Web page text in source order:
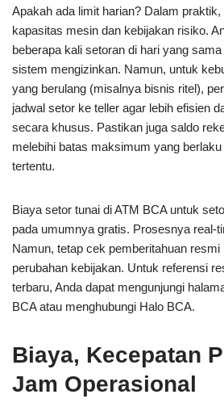
Apakah ada limit harian? Dalam
kapasitas mesin dan kebijakan risiko.
beberapa kali setoran di hari yang
sistem mengizinkan. Namun, untuk
yang berulang (misalnya bisnis ritel),
jadwal setor ke teller agar lebih efisien
secara khusus. Pastikan juga saldo
melebihi batas maksimum yang
tertentu.
Biaya setor tunai di ATM BCA untuk
pada umumnya gratis. Prosesnya real-
Namun, tetap cek pemberitahuan resmi
perubahan kebijakan. Untuk referensi
terbaru, Anda dapat mengunjungi
BCA atau menghubungi Halo BCA.
Biaya, Kecepatan
Jam Operasional